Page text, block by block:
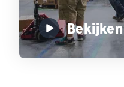
Bekijken